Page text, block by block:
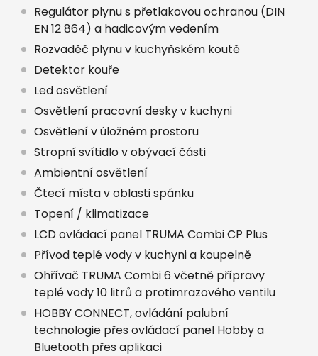
Regulátor plynu s přetlakovou ochranou (DIN
EN 12 864) a hadicovým vedením
Rozvaděč plynu v kuchyňském koutě
Detektor kouře
Led osvětlení
Osvětlení pracovní desky v kuchyni
Osvětlení v úložném prostoru
Stropní svítidlo v obývací části
Ambientní osvětlení
Čtecí místa v oblasti spánku
Topení / klimatizace
LCD ovládací panel TRUMA Combi CP Plus
Přívod teplé vody v kuchyni a koupelně
Ohřívač TRUMA Combi 6 včetně přípravy
teplé vody 10 litrů a protimrazového ventilu
HOBBY CONNECT, ovládání palubní
technologie přes ovládací panel Hobby a
Bluetooth přes aplikaci